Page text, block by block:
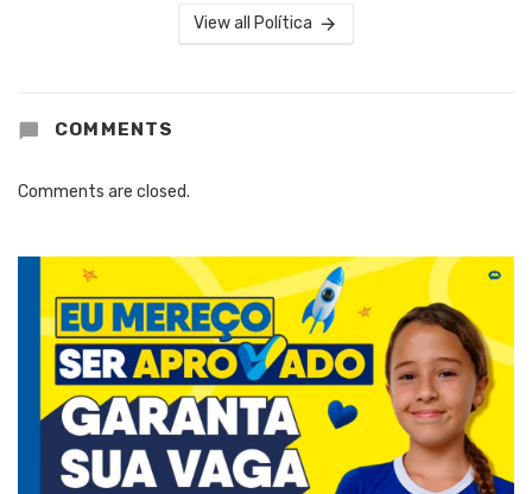
View all Política
COMMENTS
Comments are closed.